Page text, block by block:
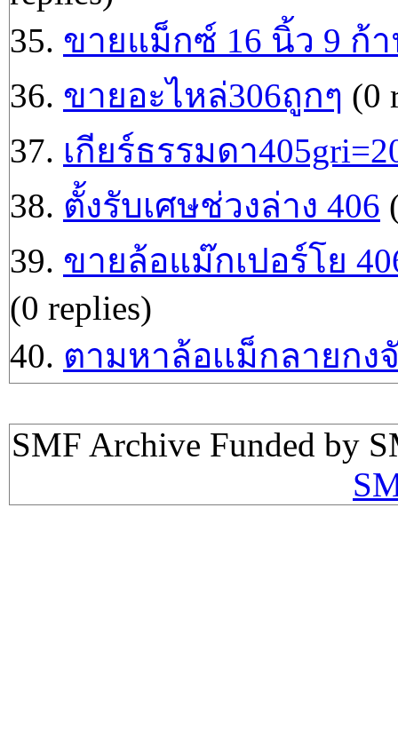
35. ขายแม็กซ์ 16 นิ้ว 9 ก้
36. ขายอะไหล่306ถูกๆ (0
37. เกียร์ธรรมดา
38. ตั้งรับเศษช่วงล่าง 406
39. ขายล้อแม๊กเปอร์โย
(0 replies)
40. ตามหาล้อเเม็กลายกง
SMF Archive Funded by